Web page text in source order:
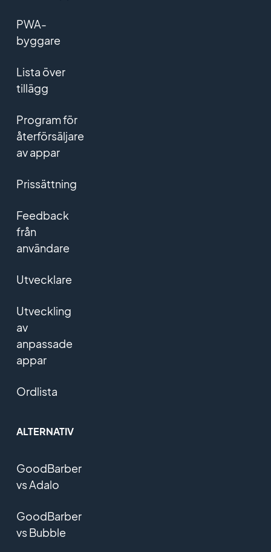
PWA-
byggare
Lista över
tillägg
Program för
återförsäljare
av appar
Prissättning
Feedback
från
användare
Utvecklare
Utveckling
av
anpassade
appar
Ordlista
ALTERNATIV
GoodBarber
vs Adalo
GoodBarber
vs Bubble